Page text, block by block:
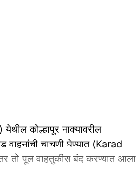
येथील कोल्हापूर नाक्यावरील
चाचणी घेण्यात (Karad
पूल वाहतुकीस बंद करण्यात आला